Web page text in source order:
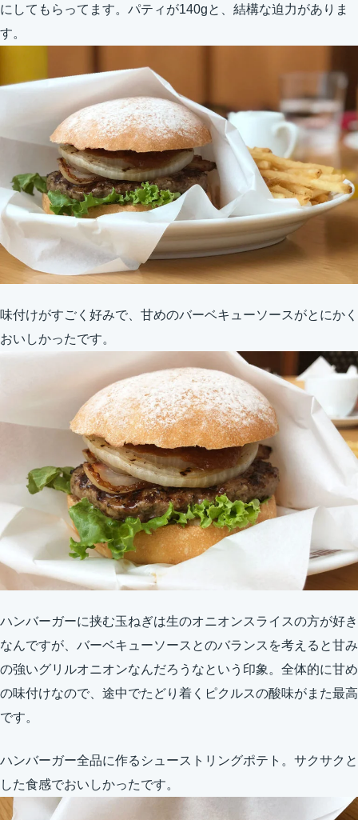
にしてもらってます。パティが140gと、結構な迫力がありま
す。
味付けがすごく好みで、甘めのバーベキューソースがとにかく
おいしかったです。
ハンバーガーに挟む玉ねぎは生のオニオンスライスの方が好き
なんですが、バーベキューソースとのバランスを考えると甘み
の強いグリルオニオンなんだろうなという印象。全体的に甘め
の味付けなので、途中でたどり着くピクルスの酸味がまた最高
です。
ハンバーガー全品に作るシューストリングポテト。サクサクと
した食感でおいしかったです。